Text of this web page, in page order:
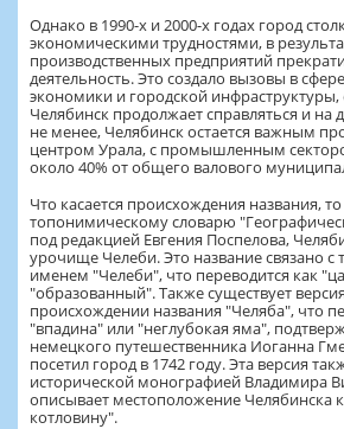
Однако в 1990-х и 2000-х годах город
экономическими трудностями, в
производственных предприятий
деятельность. Это создало вызовы в
экономики и городской
Челябинск продолжает справляться и
не менее, Челябинск остается важным
центром Урала, с промышленным
около 40% от общего валового
Что касается происхождения названия, то
топонимическому словарю
под редакцией Евгения Поспелова,
урочище Челеби. Это название связано
именем "Челеби", что переводится как
"образованный". Также существует
происхождении названия "Челяба", что
"впадина" или "неглубокая яма",
немецкого путешественника Иоганна
посетил город в 1742 году. Эта версия
исторической монографией Владимира
описывает местоположение Челябинска
котловину".